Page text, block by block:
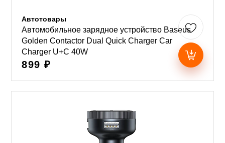
Автотовары
Автомобильное зарядное устройство Baseus
Golden Contactor Dual Quick Charger Car
Charger U+C 40W
899 ₽